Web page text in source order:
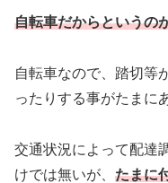
自転車だからというの
自転車なので、踏切等
ったりする事がたまに
交通状況によって配達
けでは無いが、 たまに